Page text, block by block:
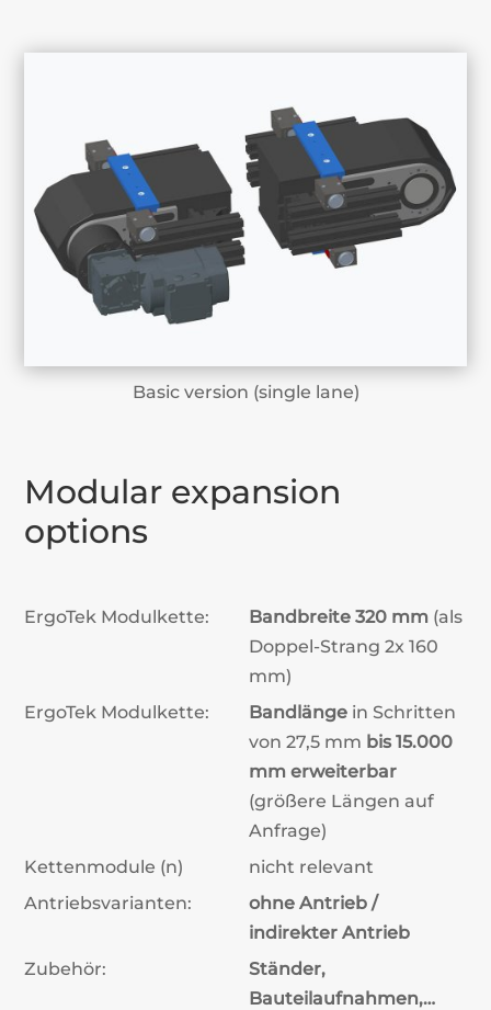
Basic version (single lane)
Modular expansion
options
ErgoTek Modulkette: Bandbreite 320 mm (als
Doppel-Strang 2x 160
mm)
ErgoTek Modulkette:
Bandlänge in Schritten
von 27,5 mm bis 15.000
mm erweiterbar
(größere Längen auf
Anfrage)
Kettenmodule (n)
nicht relevant
Antriebsvarianten:
ohne Antrieb /
indirekter Antrieb
Zubehör:
Ständer,
Bauteilaufnahmen,…